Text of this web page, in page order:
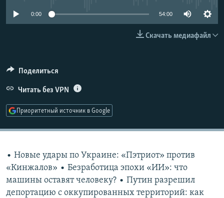
0:00 54:00
Скачать медиафайл
Поделиться
Читать без VPN
Приоритетный источник в Google
• Новые удары по Украине: «Пэтриот» против
«Кинжалов» • Безработица эпохи «ИИ»: что
машины оставят человеку? • Путин разрешил
депортацию с оккупированных территорий: как